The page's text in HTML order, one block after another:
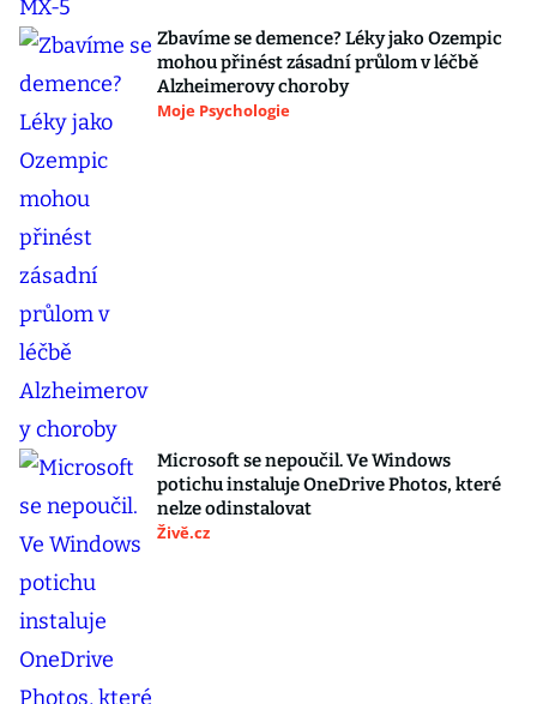
Zbavíme se demence? Léky jako Ozempic
mohou přinést zásadní průlom v léčbě
Alzheimerovy choroby
Moje Psychologie
Microsoft se nepoučil. Ve Windows
potichu instaluje OneDrive Photos, které
nelze odinstalovat
Živě.cz